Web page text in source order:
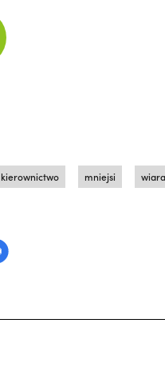
kierownictwo mniejsi wiara